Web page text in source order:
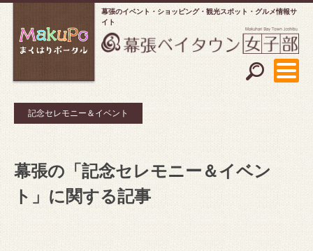
幕張のイベント・ショッピング
観光スポット・グルメ情報サ
イト
記念セレモニー＆イベント
幕張の「記念セレモニー＆イベン
ト」に関する記事